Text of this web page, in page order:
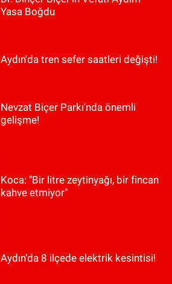
Yasa Boğdu
Aydın'da tren sefer saatleri değişti!
Nevzat Biçer Parkı'nda önemli
gelişme!
Koca: "Bir litre zeytinyağı, bir fincan
kahve etmiyor"
Aydın’da 8 ilçede elektrik kesintisi!